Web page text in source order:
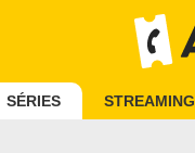
SÉRIES STREAMING